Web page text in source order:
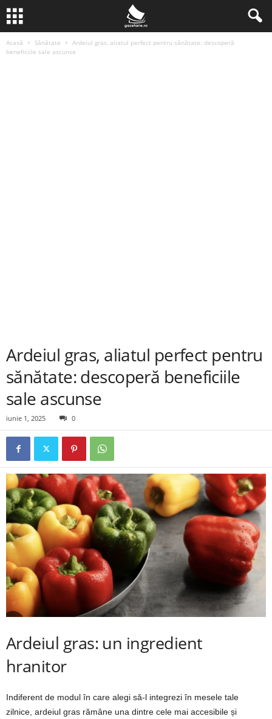
Acasă Sănătate
Ardeiul gras, aliatul perfect pentru sănătate: descoperă
beneficiile sale ascunse
Ardeiul gras, aliatul perfect pentru
sănătate: descoperă beneficiile
sale ascunse
iunie 1, 2025 0
Ardeiul gras: un ingredient
hranitor
Indiferent de modul în care alegi să-l integrezi în mesele tale
zilnice, ardeiul gras rămâne una dintre cele mai accesibile și